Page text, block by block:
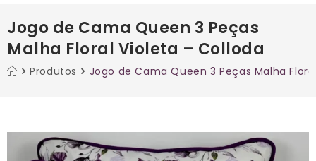
Jogo de Cama Queen 3 Peças
Malha Floral Violeta – Colloda
Produtos Jogo de Cama Queen 3 Peças Malha